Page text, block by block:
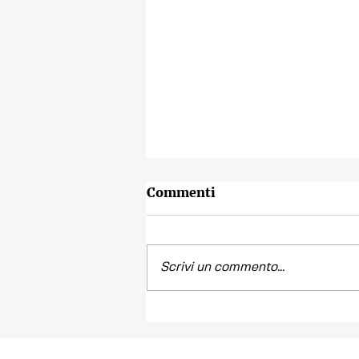
Commenti
Scrivi un commento...